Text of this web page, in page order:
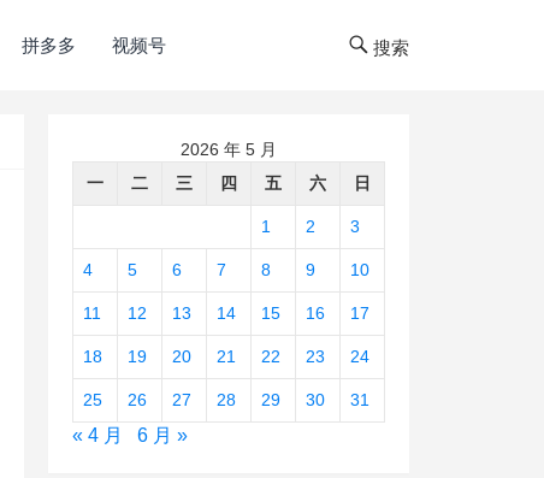
拼多多 视频号 搜索
2026 年 5 月
一
二 三 四 五 六 日
1 2 3
4 5 6 7 8 9 10
11 12 13 14 15 16 17
18 19 20 21 22 23 24
25 26 27 28 29 30 31
« 4 月 6 月 »